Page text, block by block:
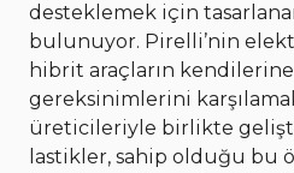
desteklemek için
bulunuyor. Pirelli’nin
hibrit araçların
gereksinimlerini
üreticileriyle birlikte
lastikler, sahip olduğu bu